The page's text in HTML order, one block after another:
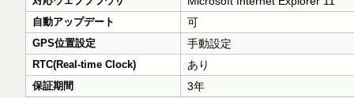
自動アップデート 可
GPS位置設定 手動設定
RTC(Real-time Clock) あり
保証期間 3年